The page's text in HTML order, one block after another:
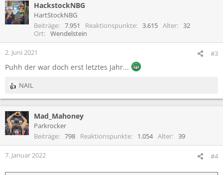
k
t
i
n
:
HackstockNBG
HartStockNBG
Beiträge
7.951 Reaktionspunkte 3.615 Alter
32
Ort
Wendelstein
2. Juni 2021 #3
Puhh der war doch erst letztes Jahr...
R
e
k
t
i
o
n
e
n
NAIL
Mad_Mahoney
Parkrocker
Beiträge
798 Reaktionspunkte 1.054 Alter 39
7. Januar 2022 #4